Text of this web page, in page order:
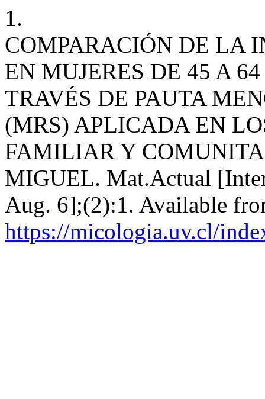
1.
COMPARACIÓN DE LA
EN MUJERES DE 45 A
TRAVÉS DE PAUTA
(MRS) APLICADA EN
FAMILIAR Y
MIGUEL. Mat.Actual
Aug. 6];(2):1. Available
https://micologia.uv.cl/